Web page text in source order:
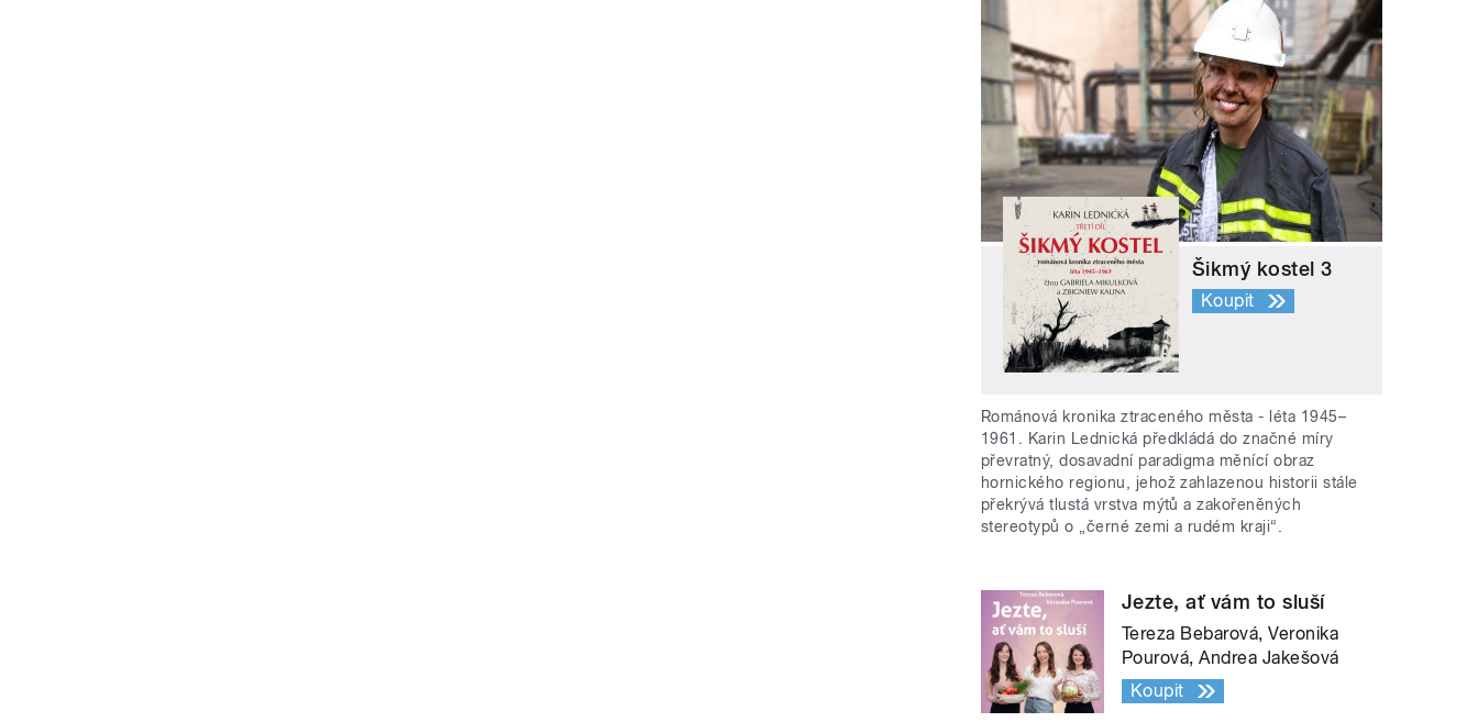
Šikmý kostel 3
Koupit
Románová kronika ztraceného města - léta 1945–
1961. Karin Lednická předkládá do značné míry
převratný, dosavadní paradigma měnící obraz
hornického regionu, jehož zahlazenou historii stále
překrývá tlustá vrstva mýtů a zakořeněných
stereotypů o „černé zemi a rudém kraji“.
Jezte, ať vám to sluší
Tereza Bebarová, Veronika
Pourová, Andrea Jakešová
Koupit